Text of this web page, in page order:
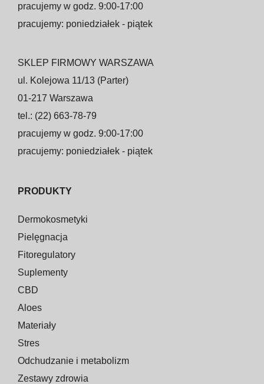
pracujemy w godz. 9:00-17:00
pracujemy: poniedziałek - piątek
SKLEP FIRMOWY WARSZAWA
ul. Kolejowa 11/13 (Parter)
01-217 Warszawa
tel.: (22) 663-78-79
pracujemy w godz. 9:00-17:00
pracujemy: poniedziałek - piątek
PRODUKTY
Dermokosmetyki
Pielęgnacja
Fitoregulatory
Suplementy
CBD
Aloes
Materiały
Stres
Odchudzanie i metabolizm
Zestawy zdrowia